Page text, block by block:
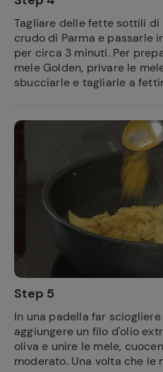
Tagliare delle fette sottili
crudo di Parma e passarle
per circa 3 minuti. Per
mele Golden, privare le
sbucciarle e tagliarle a
Step 5
In una padella far
aggiungere un filo d'olio
oliva e unire le mele,
moderato. Una volta che le
preferite